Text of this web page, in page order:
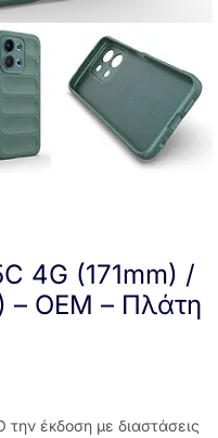
4G (171mm) /
– OEM – Πλάτη
έκδοση με διαστάσεις